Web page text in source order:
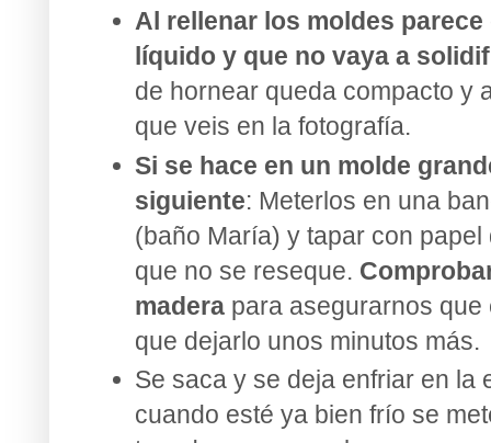
Al rellenar los moldes
líquido y que no vaya a
de hornear queda compacto y
que veis en la fotografía.
Si se hace en un molde
siguiente: Meterlos en una
(baño María) y tapar con
que no se reseque.
madera para asegurarnos
que dejarlo unos minutos más.
Se saca y se deja enfriar en la
cuando esté ya bien frío se